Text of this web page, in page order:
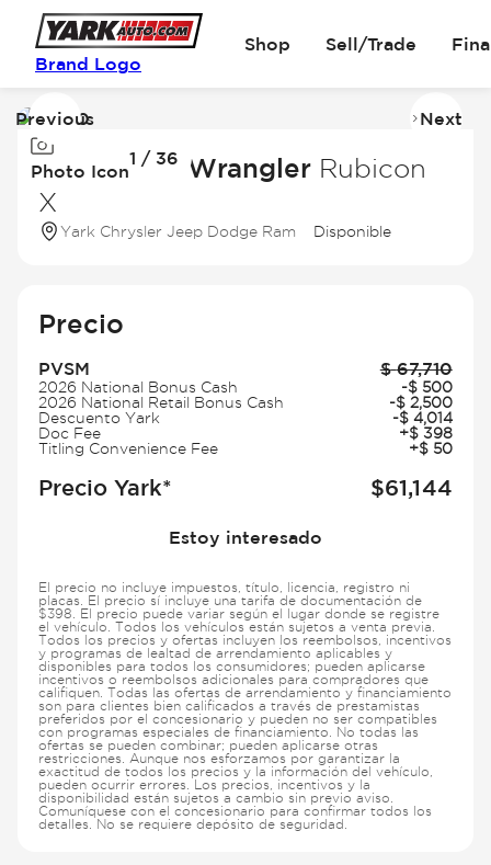
Brand Logo
Shop Sell/Trade
Image
of
Photo Icon
1 / 36
Previous Next
2026 Jeep Wrangler Rubicon
X
Yark Chrysler Jeep Dodge Ram Disponible
Precio
PVSM $ 67,710
2026 National Bonus Cash -$ 500
2026 National Retail Bonus Cash
-$ 2,500
Descuento Yark
-$ 4,014
Doc Fee
+$ 398
Titling Convenience Fee
+$ 50
Precio Yark* $61,144
Estoy interesado
El precio no incluye impuestos, título, licencia, registro ni
placas. El precio sí incluye una tarifa de documentación de
$398. El precio puede variar según el lugar donde se registre
el vehículo. Todos los vehículos están sujetos a venta previa.
Todos los precios y ofertas incluyen los reembolsos, incentivos
y programas de lealtad de arrendamiento aplicables y
disponibles para todos los consumidores; pueden aplicarse
incentivos o reembolsos adicionales para compradores que
califiquen. Todas las ofertas de arrendamiento y financiamiento
son para clientes bien calificados a través de prestamistas
preferidos por el concesionario y pueden no ser compatibles
con programas especiales de financiamiento. No todas las
ofertas se pueden combinar; pueden aplicarse otras
restricciones. Aunque nos esforzamos por garantizar la
exactitud de todos los precios y la información del vehículo,
pueden ocurrir errores. Los precios, incentivos y la
disponibilidad están sujetos a cambio sin previo aviso.
Comuníquese con el concesionario para confirmar todos los
detalles. No se requiere depósito de seguridad.